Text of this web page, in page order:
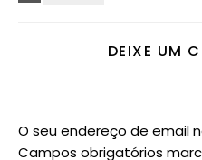
DEIXE UM
O seu endereço de email
Campos obrigatórios